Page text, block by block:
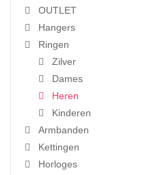
OUTLET
Hangers
Ringen
Zilver
Dames
Heren
Kinderen
Armbanden
Kettingen
Horloges